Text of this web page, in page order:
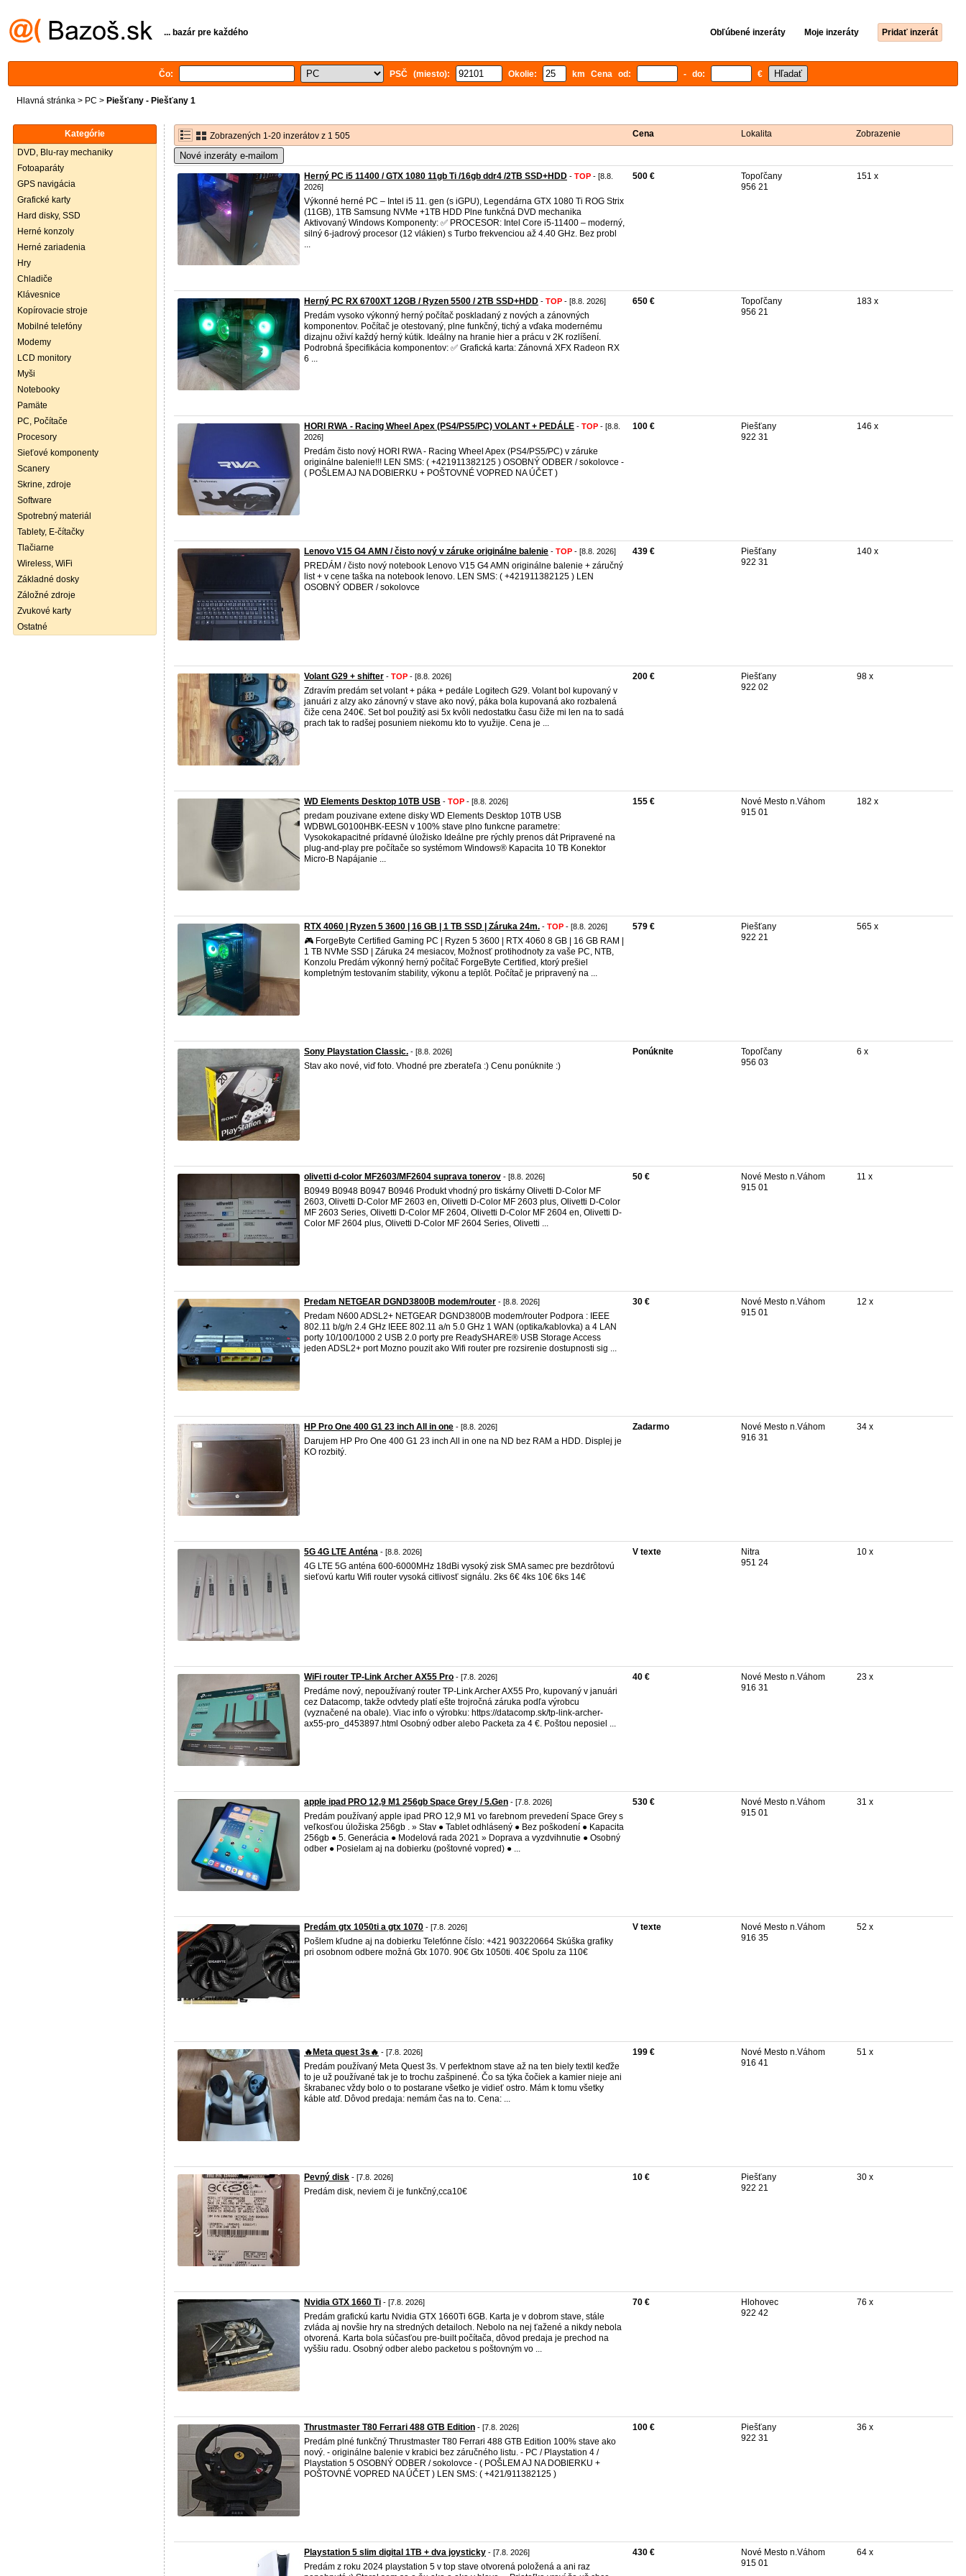
... bazár pre každého Obľúbené inzeráty Moje inzeráty Pridať inzerát
Čo: PSČ (miesto): Okolie: km Cena od: - do: €
Hlavná stránka > PC > Piešťany - Piešťany 1
Kategórie
DVD, Blu-ray mechaniky
Fotoaparáty
GPS navigácia
Grafické karty
Hard disky, SSD
Herné konzoly
Herné zariadenia
Hry
Chladiče
Klávesnice
Kopírovacie stroje
Mobilné telefóny
Modemy
LCD monitory
Myši
Notebooky
Pamäte
PC, Počítače
Procesory
Sieťové komponenty
Scanery
Skrine, zdroje
Software
Spotrebný materiál
Tablety, E-čítačky
Tlačiarne
Wireless, WiFi
Základné dosky
Záložné zdroje
Zvukové karty
Ostatné
Zobrazených 1-20 inzerátov z 1 505 Cena Lokalita Zobrazenie
Nové inzeráty e-mailom
Herný PC i5 11400 / GTX 1080 11gb Ti /16gb ddr4 /2TB SSD+HDD - TOP - [8.8.
2026]
Výkonné herné PC – Intel i5 11. gen (s iGPU), Legendárna GTX 1080 Ti ROG Strix
(11GB), 1TB Samsung NVMe +1TB HDD Plne funkčná DVD mechanika
Aktivovaný Windows Komponenty: ✅ PROCESOR: Intel Core i5-11400 – moderný,
silný 6-jadrový procesor (12 vlákien) s Turbo frekvenciou až 4.40 GHz. Bez probl
...
500 €
Topoľčany
956 21
151 x
Herný PC RX 6700XT 12GB / Ryzen 5500 / 2TB SSD+HDD - TOP - [8.8. 2026]
Predám vysoko výkonný herný počítač poskladaný z nových a zánovných
komponentov. Počítač je otestovaný, plne funkčný, tichý a vďaka modernému
dizajnu oživí každý herný kútik. Ideálny na hranie hier a prácu v 2K rozlíšení.
Podrobná špecifikácia komponentov: ✅ Grafická karta: Zánovná XFX Radeon RX
6 ...
650 €
Topoľčany
956 21
183 x
HORI RWA - Racing Wheel Apex (PS4/PS5/PC) VOLANT + PEDÁLE - TOP - [8.8.
2026]
Predám čisto nový HORI RWA - Racing Wheel Apex (PS4/PS5/PC) v záruke
originálne balenie!!! LEN SMS: ( +421911382125 ) OSOBNÝ ODBER / sokolovce -
( POŠLEM AJ NA DOBIERKU + POŠTOVNÉ VOPRED NA ÚČET )
100 €
Piešťany
922 31
146 x
Lenovo V15 G4 AMN / čisto nový v záruke originálne balenie - TOP - [8.8. 2026]
PREDÁM / čisto nový notebook Lenovo V15 G4 AMN originálne balenie + záručný
list + v cene taška na notebook lenovo. LEN SMS: ( +421911382125 ) LEN
OSOBNÝ ODBER / sokolovce
439 €
Piešťany
922 31
140 x
Volant G29 + shifter - TOP - [8.8. 2026]
Zdravím predám set volant + páka + pedále Logitech G29. Volant bol kupovaný v
januári z alzy ako zánovný v stave ako nový, páka bola kupovaná ako rozbalená
čiže cena 240€. Set bol použitý asi 5x kvôli nedostatku času čiže mi len na to sadá
prach tak to radšej posuniem niekomu kto to využije. Cena je ...
200 €
Piešťany
922 02
98 x
WD Elements Desktop 10TB USB - TOP - [8.8. 2026]
predam pouzivane extene disky WD Elements Desktop 10TB USB
WDBWLG0100HBK-EESN v 100% stave plno funkcne parametre:
Vysokokapacitné prídavné úložisko Ideálne pre rýchly prenos dát Pripravené na
plug-and-play pre počítače so systémom Windows® Kapacita 10 TB Konektor
Micro-B Napájanie ...
155 €
Nové Mesto n.Váhom
915 01
182 x
RTX 4060 | Ryzen 5 3600 | 16 GB | 1 TB SSD | Záruka 24m. - TOP - [8.8. 2026]
🎮 ForgeByte Certified Gaming PC | Ryzen 5 3600 | RTX 4060 8 GB | 16 GB RAM |
1 TB NVMe SSD | Záruka 24 mesiacov, Možnosť protihodnoty za vaše PC, NTB,
Konzolu Predám výkonný herný počítač ForgeByte Certified, ktorý prešiel
kompletným testovaním stability, výkonu a teplôt. Počítač je pripravený na ...
579 €
Piešťany
922 21
565 x
Sony Playstation Classic. - [8.8. 2026]
Stav ako nové, viď foto. Vhodné pre zberateľa :) Cenu ponúknite :)
Ponúknite
Topoľčany
956 03
6 x
olivetti d-color MF2603/MF2604 suprava tonerov - [8.8. 2026]
B0949 B0948 B0947 B0946 Produkt vhodný pro tiskárny Olivetti D-Color MF
2603, Olivetti D-Color MF 2603 en, Olivetti D-Color MF 2603 plus, Olivetti D-Color
MF 2603 Series, Olivetti D-Color MF 2604, Olivetti D-Color MF 2604 en, Olivetti D-
Color MF 2604 plus, Olivetti D-Color MF 2604 Series, Olivetti ...
50 €
Nové Mesto n.Váhom
915 01
11 x
Predam NETGEAR DGND3800B modem/router - [8.8. 2026]
Predam N600 ADSL2+ NETGEAR DGND3800B modem/router Podpora : IEEE
802.11 b/g/n 2.4 GHz IEEE 802.11 a/n 5.0 GHz 1 WAN (optika/kablovka) a 4 LAN
porty 10/100/1000 2 USB 2.0 porty pre ReadySHARE® USB Storage Access
jeden ADSL2+ port Mozno pouzit ako Wifi router pre rozsirenie dostupnosti sig ...
30 €
Nové Mesto n.Váhom
915 01
12 x
HP Pro One 400 G1 23 inch All in one - [8.8. 2026]
Darujem HP Pro One 400 G1 23 inch All in one na ND bez RAM a HDD. Displej je
KO rozbitý.
Zadarmo
Nové Mesto n.Váhom
916 31
34 x
5G 4G LTE Anténa - [8.8. 2026]
4G LTE 5G anténa 600-6000MHz 18dBi vysoký zisk SMA samec pre bezdrôtovú
sieťovú kartu Wifi router vysoká citlivosť signálu. 2ks 6€ 4ks 10€ 6ks 14€
V texte
Nitra
951 24
10 x
WiFi router TP-Link Archer AX55 Pro - [7.8. 2026]
Predáme nový, nepoužívaný router TP-Link Archer AX55 Pro, kupovaný v januári
cez Datacomp, takže odvtedy platí ešte trojročná záruka podľa výrobcu
(vyznačené na obale). Viac info o výrobku: https://datacomp.sk/tp-link-archer-
ax55-pro_d453897.html Osobný odber alebo Packeta za 4 €. Poštou neposiel ...
40 €
Nové Mesto n.Váhom
916 31
23 x
apple ipad PRO 12,9 M1 256gb Space Grey / 5.Gen - [7.8. 2026]
Predám používaný apple ipad PRO 12,9 M1 vo farebnom prevedení Space Grey s
veľkosťou úložiska 256gb . » Stav ● Tablet odhlásený ● Bez poškodení ● Kapacita
256gb ● 5. Generácia ● Modelová rada 2021 » Doprava a vyzdvihnutie ● Osobný
odber ● Posielam aj na dobierku (poštovné vopred) ● ...
530 €
Nové Mesto n.Váhom
915 01
31 x
Predám gtx 1050ti a gtx 1070 - [7.8. 2026]
Pošlem kľudne aj na dobierku Telefónne číslo: +421 903220664 Skúška grafiky
pri osobnom odbere možná Gtx 1070. 90€ Gtx 1050ti. 40€ Spolu za 110€
V texte
Nové Mesto n.Váhom
916 35
52 x
🔥Meta quest 3s🔥 - [7.8. 2026]
Predám používaný Meta Quest 3s. V perfektnom stave až na ten biely textil keďže
to je už používané tak je to trochu zašpinené. Čo sa týka čočiek a kamier nieje ani
škrabanec vždy bolo o to postarane všetko je vidieť ostro. Mám k tomu všetky
káble atď. Dôvod predaja: nemám čas na to. Cena: ...
199 €
Nové Mesto n.Váhom
916 41
51 x
Pevný disk - [7.8. 2026]
Predám disk, neviem či je funkčný,cca10€
10 €
Piešťany
922 21
30 x
Nvidia GTX 1660 Ti - [7.8. 2026]
Predám grafickú kartu Nvidia GTX 1660Ti 6GB. Karta je v dobrom stave, stále
zvláda aj novšie hry na stredných detailoch. Nebolo na nej ťažené a nikdy nebola
otvorená. Karta bola súčasťou pre-built počítača, dôvod predaja je prechod na
vyššiu radu. Osobný odber alebo packetou s poštovným vo ...
70 €
Hlohovec
922 42
76 x
Thrustmaster T80 Ferrari 488 GTB Edition - [7.8. 2026]
Predám plné funkčný Thrustmaster T80 Ferrari 488 GTB Edition 100% stave ako
nový. - originálne balenie v krabici bez záručného listu. - PC / Playstation 4 /
Playstation 5 OSOBNÝ ODBER / sokolovce - ( POŠLEM AJ NA DOBIERKU +
POŠTOVNÉ VOPRED NA ÚČET ) LEN SMS: ( +421/911382125 )
100 €
Piešťany
922 31
36 x
Playstation 5 slim digital 1TB + dva joysticky - [7.8. 2026]
Predám z roku 2024 playstation 5 v top stave otvorená položená a ani raz
430 €
Nové Mesto n.Váhom
915 01
64 x